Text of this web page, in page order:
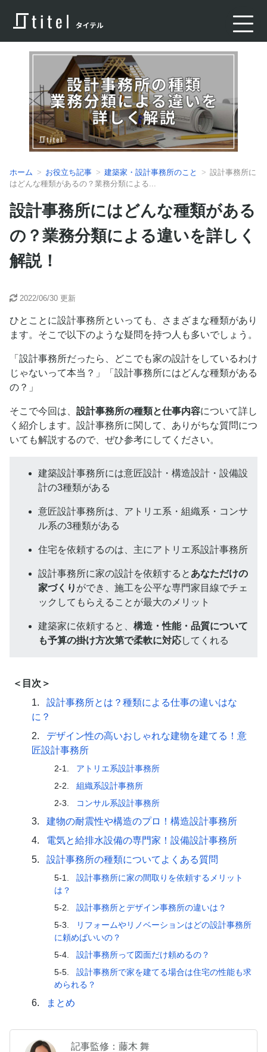
ホーム お役立ち記事 建築家・設計事務所のこと
設計事務所に
はどんな種類があるの？業務分類による...
設計事務所にはどんな種類がある
の？業務分類による違いを詳しく
解説！
2022/06/30 更新
ひとことに設計事務所といっても、さまざまな種類があり
ます。そこで以下のような疑問を持つ人も多いでしょう。
「設計事務所だったら、どこでも家の設計をしているわけ
じゃないって本当？」「設計事務所にはどんな種類がある
の？」
そこで今回は、 設計事務所の種類と仕事内容について詳し
く紹介します。設計事務所に関して、ありがちな質問につ
いても解説するので、ぜひ参考にしてください。
建築設計事務所には意匠設計・構造設計・設備設
計の3種類がある
意匠設計事務所は、アトリエ系・組織系・コンサ
ル系の3種類がある
住宅を依頼するのは、主にアトリエ系設計事務所
設計事務所に家の設計を依頼すると あなただけの
家づくり ができ、施工を公平な専門家目線でチェ
ックしてもらえることが最大のメリット
建築家に依頼すると、 構造・性能・品質について
も予算の掛け方次第で柔軟に対応してくれる
＜目次＞
1.
設計事務所とは？種類による仕事の違いはな
に？
2.
デザイン性の高いおしゃれな建物を建てる！意
匠設計事務所
2-1.
アトリエ系設計事務所
2-2.
組織系設計事務所
2-3.
コンサル系設計事務所
3.
建物の耐震性や構造のプロ！構造設計事務所
4.
電気と給排水設備の専門家！設備設計事務所
5.
設計事務所の種類についてよくある質問
5-1.
設計事務所に家の間取りを依頼するメリット
は？
5-2.
設計事務所とデザイン事務所の違いは？
5-3.
リフォームやリノベーションはどの設計事務所
に頼めばいいの？
5-4.
設計事務所って図面だけ頼めるの？
5-5.
設計事務所で家を建てる場合は住宅の性能も求
められる？
6. まとめ
記事監修：藤木 舞